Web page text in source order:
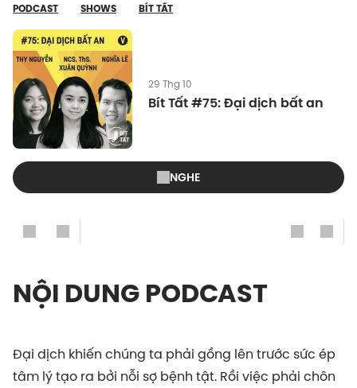
PODCAST SHOWS BÍT TẤT
29 Thg 10
Bít Tất #75: Đại dịch bất an
NGHE
NỘI DUNG PODCAST
Đại dịch khiến chúng ta phải gồng lên trước sức ép
tâm lý tạo ra bởi nỗi sợ bệnh tật. Rồi việc phải chôn